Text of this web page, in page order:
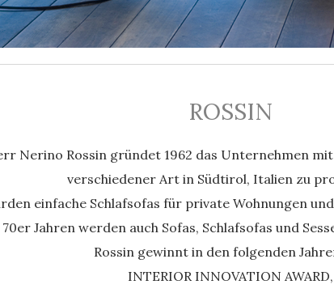
ROSSIN
Nerino Rossin gründet 1962 das Unternehmen
verschiedener Art in Südtirol, Italien zu
einfache Schlafsofas für private Wohnungen
70er Jahren werden auch Sofas, Schlafsofas und
Rossin gewinnt in den folgenden
INTERIOR INNOVATION AWARD,